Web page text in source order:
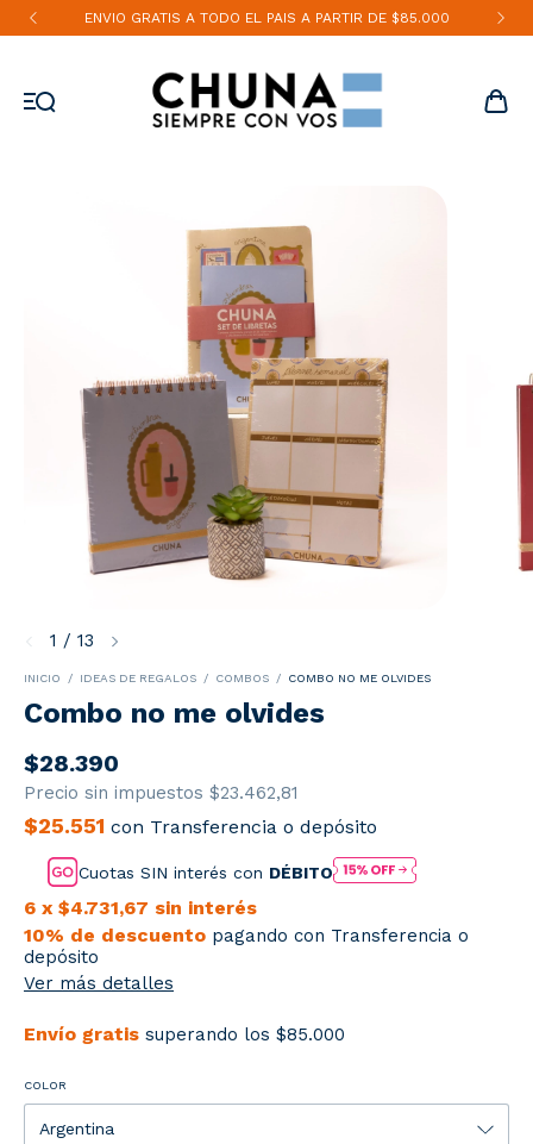
ENVIO GRATIS A TODO EL PAIS A PARTIR DE $85.000
1 / 13
INICIO / IDEAS DE REGALOS / COMBOS / COMBO NO ME OLVIDES
Combo no me olvides
$28.390
Precio sin impuestos $23.462,81
$25.551 con Transferencia o depósito
Cuotas SIN interés con DÉBITO
6 x $4.731,67 sin interés
10% de descuento pagando con Transferencia o
depósito
Ver más detalles
Envío gratis superando los $85.000
COLOR